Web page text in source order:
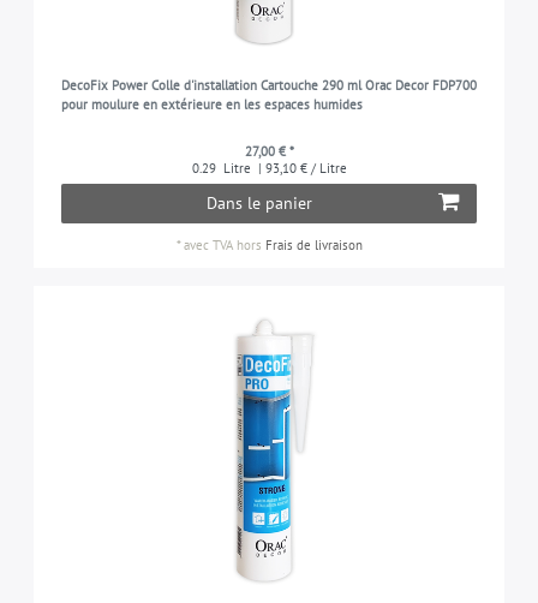
DecoFix Power Colle d'installation Cartouche 290 ml Orac Decor FDP700
pour moulure en extérieure en les espaces humides
27,00 € *
0.29 Litre | 93,10 € / Litre
Dans le panier
*avec TVAhors Frais de livraison